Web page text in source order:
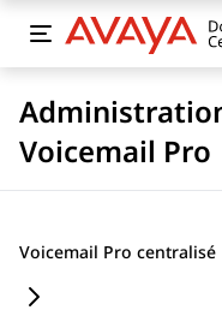
Voicemail Pro
Voicemail Pro centralisé